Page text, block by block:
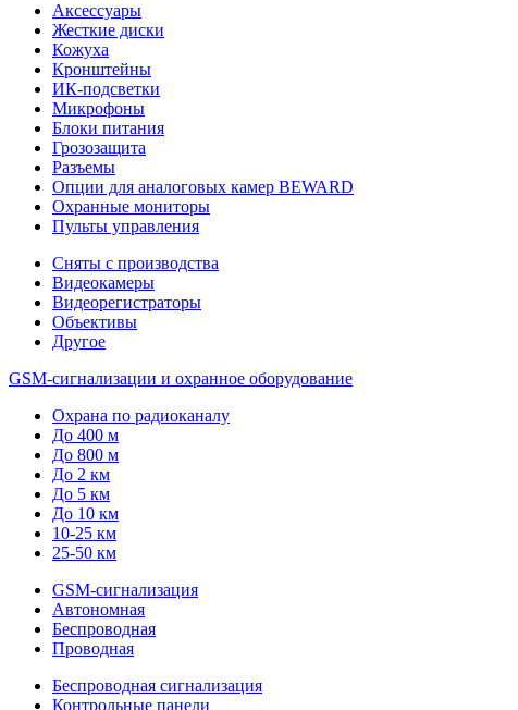
Аксессуары
Жесткие диски
Кожуха
Кронштейны
ИК-подсветки
Микрофоны
Блоки питания
Грозозащита
Разъемы
Опции для аналоговых камер BEWARD
Охранные мониторы
Пульты управления
Сняты с производства
Видеокамеры
Видеорегистраторы
Объективы
Другое
GSM-сигнализации и охранное оборудование
Охрана по радиоканалу
До 400 м
До 800 м
До 2 км
До 5 км
До 10 км
10-25 км
25-50 км
GSM-сигнализация
Автономная
Беспроводная
Проводная
Беспроводная сигнализация
Контрольные панели